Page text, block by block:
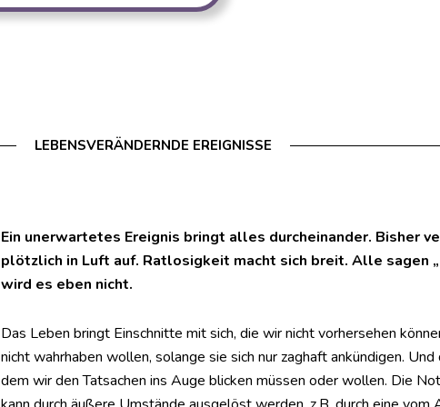
LEBENSVERÄNDERNDE EREIGNISSE
Ein unerwartetes Ereignis bringt alles durcheinander. Bisher
plötzlich in Luft auf. Ratlosigkeit macht sich breit. Alle sagen
wird es eben nicht.
Das Leben bringt Einschnitte mit sich, die wir nicht vorhersehen
nicht wahrhaben wollen, solange sie sich nur zaghaft ankündigen.
dem wir den Tatsachen ins Auge blicken müssen oder wollen. Die